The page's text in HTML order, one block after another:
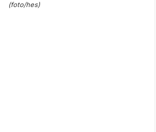
(foto/hes)